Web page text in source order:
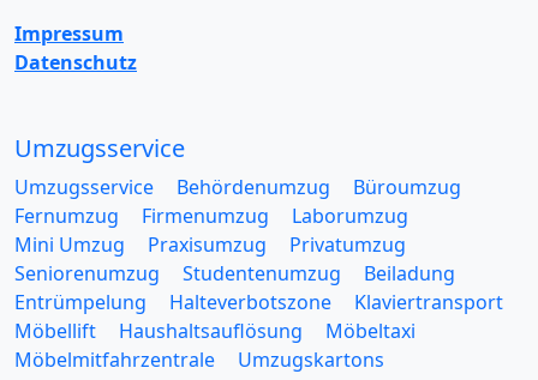
Impressum
Datenschutz
Umzugsservice
Umzugsservice Behördenumzug
Büroumzug
Fernumzug
Firmenumzug
Laborumzug
Mini Umzug
Praxisumzug
Privatumzug
Seniorenumzug
Studentenumzug
Beiladung
Entrümpelung
Halteverbotszone
Klaviertransport
Möbellift
Haushaltsauflösung
Möbeltaxi
Möbelmitfahrzentrale
Umzugskartons